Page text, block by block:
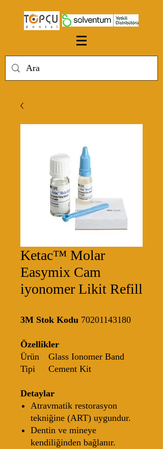
Ketac™ Molar
Easymix Cam
iyonomer Likit Refill
3M Stok Kodu 70201143180
Özellikler
Ürün
Tipi
Glass Ionomer Band
Cement Kit
Detaylar
Atravmatik restorasyon
tekniğine (ART) uygundur.
Dentin ve mineye
kendiliğinden bağlanır.